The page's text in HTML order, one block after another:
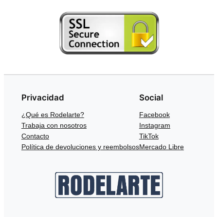
Privacidad
¿Qué es Rodelarte?
Trabaja con nosotros
Contacto
Política de devoluciones y reembolsos
Social
Facebook
Instagram
TikTok
Mercado Libre